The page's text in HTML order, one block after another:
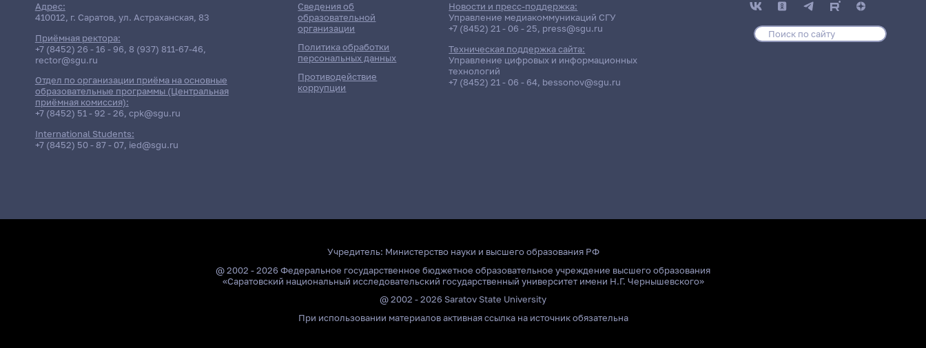
Адрес:
410012, г. Саратов, ул. Астраханская, 83
Приёмная ректора:
+7 (8452) 26 - 16 - 96, 8 (937) 811-67-46,
rector@sgu.ru
Отдел по организации приёма на основные
образовательные программы (Центральная
приёмная комиссия):
+7 (8452) 51 - 92 - 26, cpk@sgu.ru
International Students:
+7 (8452) 50 - 87 - 07, ied@sgu.ru
Сведения об
образовательной
организации
Политика обработки
персональных данных
Противодействие
коррупции
Новости и пресс-поддержка:
Управление медиакоммуникаций СГУ
+7 (8452) 21 - 06 - 25, press@sgu.ru
Техническая поддержка сайта:
Управление цифровых и информационных
технологий
+7 (8452) 21 - 06 - 64, bessonov@sgu.ru
Учредитель: Министерство науки и высшего образования РФ
@ 2002 - 2026 Федеральное государственное бюджетное образовательное учреждение высшего образования
«Саратовский национальный исследовательский государственный университет имени Н.Г. Чернышевского»
@ 2002 - 2026 Saratov State University
При использовании материалов активная ссылка на источник обязательна